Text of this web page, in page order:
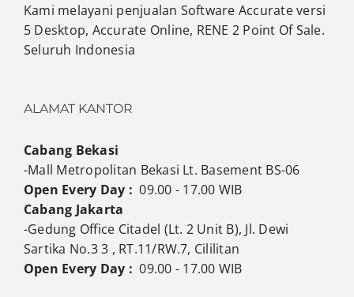
Kami melayani penjualan Software Accurate versi
5 Desktop, Accurate Online, RENE 2 Point Of Sale.
Seluruh Indonesia
ALAMAT KANTOR
Cabang Bekasi
-Mall Metropolitan Bekasi Lt. Basement BS-06
Open Every Day : 09.00 - 17.00 WIB
Cabang Jakarta
-Gedung Office Citadel (Lt. 2 Unit B), Jl. Dewi
Sartika No.3 3 , RT.11/RW.7, Cililitan
Open Every Day : 09.00 - 17.00 WIB